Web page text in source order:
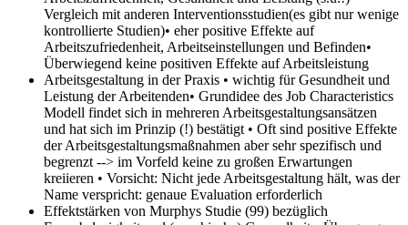
Vergleich mit anderen Interventionsstudien(es gibt nur wenige
kontrollierte Studien)• eher positive Effekte auf
Arbeitszufriedenheit, Arbeitseinstellungen und Befinden•
Überwiegend keine positiven Effekte auf Arbeitsleistung
Arbeitsgestaltung in der Praxis • wichtig für Gesundheit und
Leistung der Arbeitenden• Grundidee des Job Characteristics
Modell findet sich in mehreren Arbeitsgestaltungsansätzen
und hat sich im Prinzip (!) bestätigt • Oft sind positive Effekte
der Arbeitsgestaltungsmaßnahmen aber sehr spezifisch und
begrenzt --> im Vorfeld keine zu großen Erwartungen
kreiieren • Vorsicht: Nicht jede Arbeitsgestaltung hält, was der
Name verspricht: genaue Evaluation erforderlich
Effektstärken von Murphys Studie (99) bezüglich